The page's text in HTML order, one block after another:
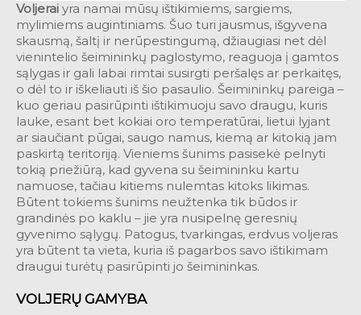
Voljerai yra namai mūsų ištikimiems, sargiems,
mylimiems augintiniams. Šuo turi jausmus, išgyvena
skausmą, šaltį ir nerūpestingumą, džiaugiasi net dėl
vienintelio šeimininkų paglostymo, reaguoja į gamtos
sąlygas ir gali labai rimtai susirgti peršalęs ar perkaitęs,
o dėl to ir iškeliauti iš šio pasaulio. Šeimininkų pareiga –
kuo geriau pasirūpinti ištikimuoju savo draugu, kuris
lauke, esant bet kokiai oro temperatūrai, lietui lyjant
ar siaučiant pūgai, saugo namus, kiemą ar kitokią jam
paskirtą teritoriją. Vieniems šunims pasisekė pelnyti
tokią priežiūrą, kad gyvena su šeimininku kartu
namuose, tačiau kitiems nulemtas kitoks likimas.
Būtent tokiems šunims neužtenka tik būdos ir
grandinės po kaklu – jie yra nusipelnę geresnių
gyvenimo sąlygų. Patogus, tvarkingas, erdvus voljeras
yra būtent ta vieta, kuria iš pagarbos savo ištikimam
draugui turėtų pasirūpinti jo šeimininkas.
VOLJERŲ GAMYBA